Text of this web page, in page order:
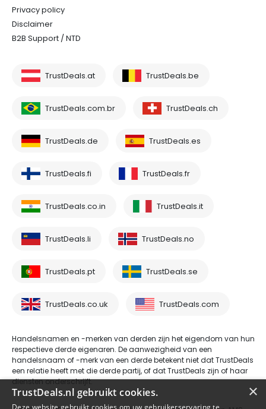
Privacy policy
Disclaimer
B2B Support / NTD
TrustDeals.at TrustDeals.be
TrustDeals.com.br TrustDeals.ch
TrustDeals.de TrustDeals.es
TrustDeals.fi TrustDeals.fr
TrustDeals.co.in TrustDeals.it
TrustDeals.li TrustDeals.no
TrustDeals.pt TrustDeals.se
TrustDeals.co.uk TrustDeals.com
Handelsnamen en -merken van derden zijn het eigendom van hun
respectieve derde eigenaren. De aanwezigheid van een
handelsnaam of -merk van een derde betekent niet dat TrustDeals
een relatie heeft met die derde partij, of dat TrustDeals zijn of haar
diensten onderschrijft.
×
TrustDeals.nl gebruikt cookies.
Deze website gebruikt cookies om uw gebruikerservaring te